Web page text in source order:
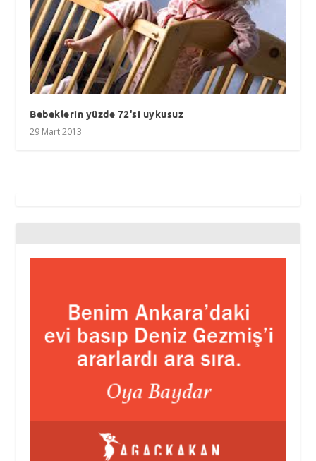
Bebeklerin yüzde 72'si uykusuz
29 Mart 2013